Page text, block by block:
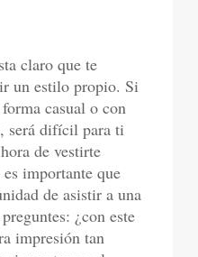
claro que te
un estilo propio. Si
casual o con
será difícil para ti
de vestirte
importante que
de asistir a una
¿con este
impresión tan